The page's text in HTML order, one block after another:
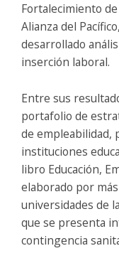
Fortalecimiento
Alianza del
desarrollado
inserción laboral.
Entre sus
portafolio de
de empleabilidad,
instituciones
libro Educación,
elaborado por
universidades de
que se presenta
contingencia